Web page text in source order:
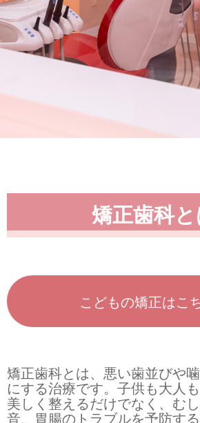
矯正歯科
こどもの矯正はこ
矯正歯科とは、悪い歯並びや
にする治療です。子供も大人
美しく整えるだけでなく、む
音、胃腸のトラブルを予防す